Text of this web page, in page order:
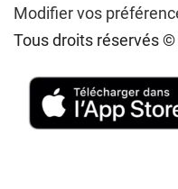
Modifier vos
Tous droits réservés